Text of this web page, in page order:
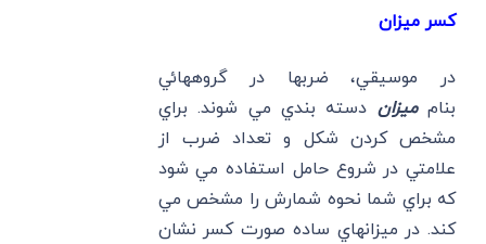
كسر ميزان
در موسيقي، ضربها در گروههائي
بنامميزان دسته بندي مي شوند. براي
مشخص كردن شكل و تعداد ضرب از
علامتي در شروع حامل استفاده مي شود
كه براي شما نحوه شمارش را مشخص مي
كند. در ميزانهاي ساده صورت كسر نشان